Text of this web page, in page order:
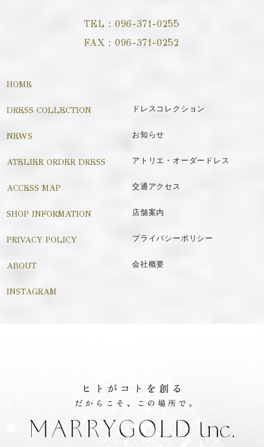
TEL： 096-371-0255
FAX： 096-371-0252
HOME
DRESS COLLECTION ドレスコレクション
NEWS お知らせ
ATELIER ORDER DRESS アトリエ・オーダードレス
ACCESS MAP 交通アクセス
SHOP INFORMATION 店舗案内
PRIVACY POLICY プライバシーポリシー
ABOUT 会社概要
INSTAGRAM